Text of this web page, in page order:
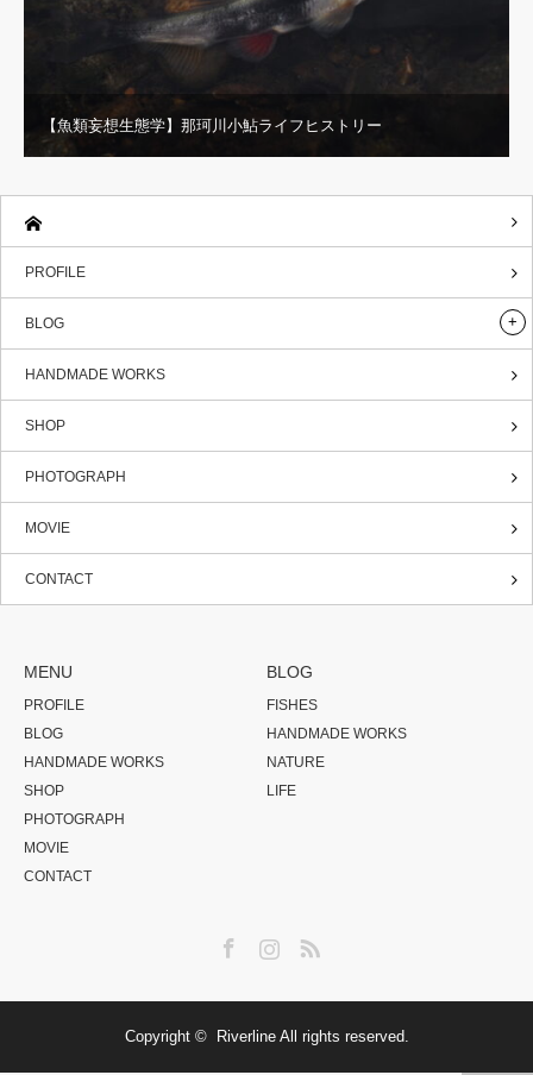
【魚類妄想生態学】那珂川小鮎ライフヒストリー
PROFILE
BLOG
HANDMADE WORKS
SHOP
PHOTOGRAPH
MOVIE
CONTACT
MENU
PROFILE
BLOG
HANDMADE WORKS
SHOP
PHOTOGRAPH
MOVIE
CONTACT
BLOG
FISHES
HANDMADE WORKS
NATURE
LIFE
Copyright © RiverlineAll rights reserved.